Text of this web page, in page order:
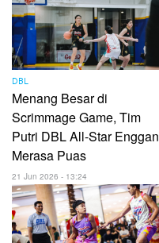
DBL
Menang Besar di
Scrimmage Game, Tim
Putri DBL All-Star Enggan
Merasa Puas
21 Jun 2026 - 13:24